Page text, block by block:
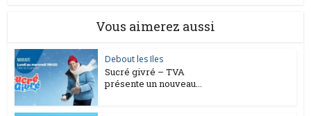
Vous aimerez aussi
Debout les Iles
Sucré givré – TVA
présente un nouveau...